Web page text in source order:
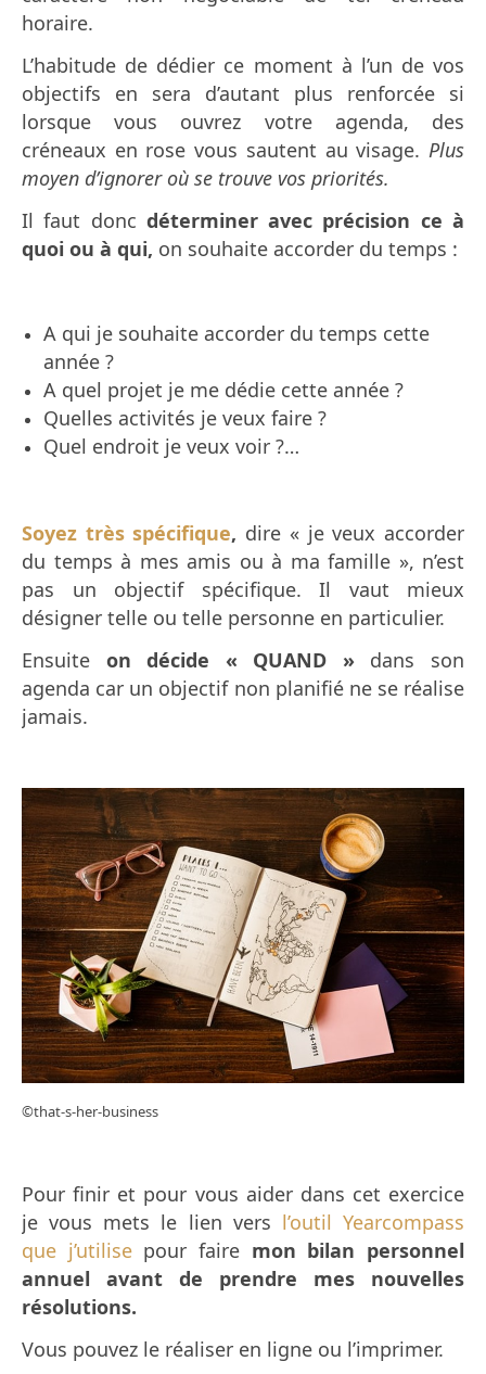
horaire.
L’habitude de dédier ce moment à l’un de vos
objectifs en sera d’autant plus renforcée si
lorsque vous ouvrez votre agenda, des
créneaux en rose vous sautent au visage. Plus
moyen d’ignorer où se trouve vos priorités.
Il faut donc déterminer avec précision ce à
quoi ou à qui, on souhaite accorder du temps :
A qui je souhaite accorder du temps cette
année ?
A quel projet je me dédie cette année ?
Quelles activités je veux faire ?
Quel endroit je veux voir ?…
Soyez très spécifique, dire « je veux accorder
du temps à mes amis ou à ma famille », n’est
pas un objectif spécifique. Il vaut mieux
désigner telle ou telle personne en particulier.
Ensuite on décide « QUAND »dans son
agenda car un objectif non planifié ne se réalise
jamais.
©that-s-her-business
Pour finir et pour vous aider dans cet exercice
je vous mets le lien vers l’outil Yearcompass
que j’utilisepour faire mon bilan personnel
annuel avant de prendre mes nouvelles
résolutions.
Vous pouvez le réaliser en ligne ou l’imprimer.